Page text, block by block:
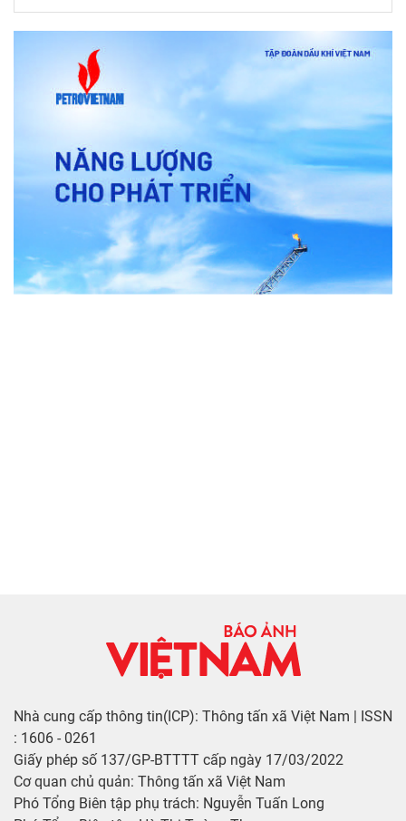
Nhà cung cấp thông tin(ICP): Thông tấn xã Việt Nam | ISSN
: 1606 - 0261
Giấy phép số 137/GP-BTTTT cấp ngày 17/03/2022
Cơ quan chủ quản: Thông tấn xã Việt Nam
Phó Tổng Biên tập phụ trách: Nguyễn Tuấn Long